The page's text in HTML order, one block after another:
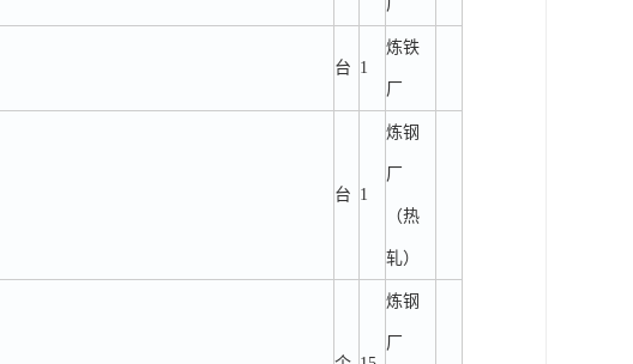
厂
台 1
炼铁
厂
台 1
炼钢
厂
（热
轧）
炼钢
厂